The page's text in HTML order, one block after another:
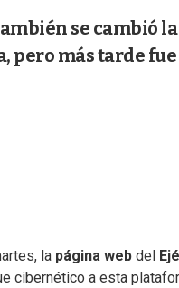
se cambió
pero más tarde
la página web del
cibernético a esta